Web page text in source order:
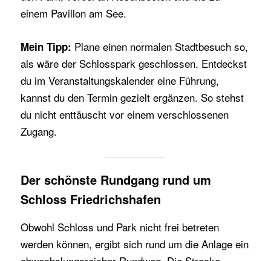
einem Pavillon am See.
Mein Tipp: Plane einen normalen Stadtbesuch so,
als wäre der Schlosspark geschlossen. Entdeckst
du im Veranstaltungskalender eine Führung,
kannst du den Termin gezielt ergänzen. So stehst
du nicht enttäuscht vor einem verschlossenen
Zugang.
Der schönste Rundgang rund um
Schloss Friedrichshafen
Obwohl Schloss und Park nicht frei betreten
werden können, ergibt sich rund um die Anlage ein